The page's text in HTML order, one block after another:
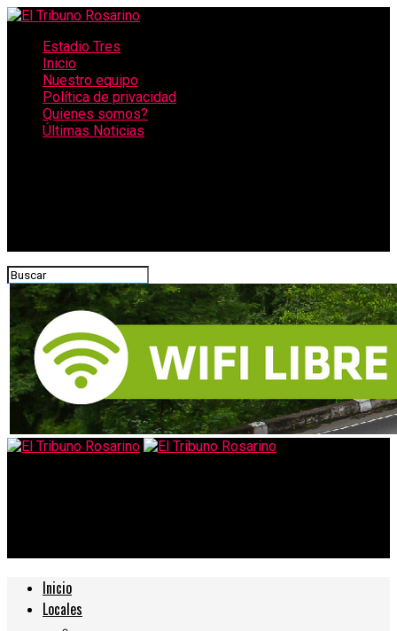
Estadio Tres
Inicio
Nuestro equipo
Política de privacidad
Quienes somos?
Últimas Noticias
Inicio
Locales